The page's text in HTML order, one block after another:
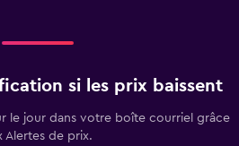
si les prix baissent
le jour dans votre boîte courriel grâce
Alertes de prix.